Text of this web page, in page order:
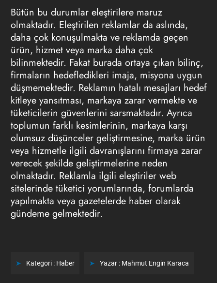
Bütün bu durumlar eleştirilere maruz
olmaktadır. Eleştirilen reklamlar da aslında,
daha çok konuşulmakta ve reklamda geçen
ürün, hizmet veya marka daha çok
bilinmektedir. Fakat burada ortaya çıkan bilinç,
firmaların hedefledikleri imaja, misyona uygun
düşmemektedir. Reklamın hatalı mesajları hedef
kitleye yansıtması, markaya zarar vermekte ve
tüketicilerin güvenlerini sarsmaktadır. Ayrıca
toplumun farklı kesimlerinin, markaya karşı
olumsuz düşünceler geliştirmesine, marka ürün
veya hizmetle ilgili davranışlarını firmaya zarar
verecek şekilde geliştirmelerine neden
olmaktadır. Reklamla ilgili eleştiriler web
sitelerinde tüketici yorumlarında, forumlarda
yapılmakta veya gazetelerde haber olarak
gündeme gelmektedir.
Kategori : Haber Yazar : Mahmut Engin Karaca